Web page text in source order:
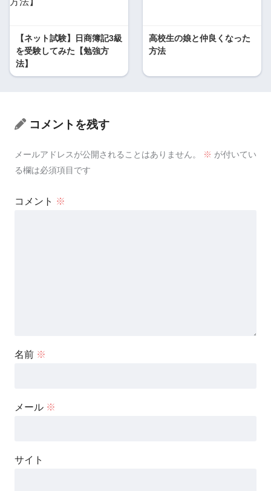
【ネット試験】日商簿記3級
を受験してみた【勉強方
法】
高校生の娘と仲良くなった
方法
コメントを残す
メールアドレスが公開されることはありません。 ※ が付いてい
る欄は必須項目です
コメント ※
名前 ※
メール ※
サイト